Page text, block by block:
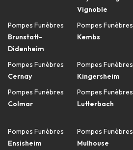
Pompes Funèbres
Brunstatt-
Didenheim
Pompes Funèbres
Cernay
Pompes Funèbres
Colmar
Pompes Funèbres
Ensisheim
Vignoble
Pompes Funèbres
Kembs
Pompes Funèbres
Kingersheim
Pompes Funèbres
Lutterbach
Pompes Funèbres
Mulhouse